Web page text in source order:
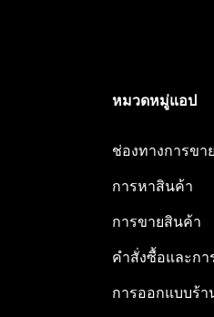
หมวดหมู่แอป
ช่องทางการขาย
การหาสินค้า
การขายสินค้า
คำสั่งซื้อและกา
การออกแบบร้า